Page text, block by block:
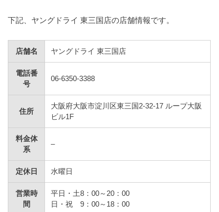
下記、ヤングドライ 東三国店の店舗情報です。
店舗名 ヤングドライ 東三国店
電話番
号
06-6350-3388
住所
大阪府大阪市淀川区東三国2-32-17 ループ大阪
ビル1F
料金体
系
–
定休日 水曜日
営業時
間
平日・土8：00～20：00
日・祝 9：00～18：00